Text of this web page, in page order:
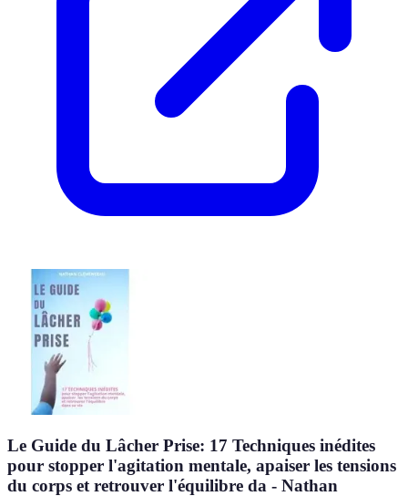
Le Guide du Lâcher Prise: 17 Techniques inédites
pour stopper l'agitation mentale, apaiser les tensions
du corps et retrouver l'équilibre da - Nathan